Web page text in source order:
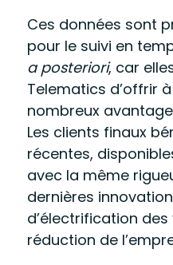
Ces données sont
pour le suivi en
a posteriori, car
Telematics d’offrir
nombreux
Les clients finaux
récentes,
avec la même
dernières
d’électrification
réduction de